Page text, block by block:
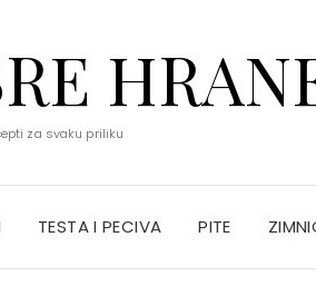
za svaku priliku
TESTA I PECIVA PITE